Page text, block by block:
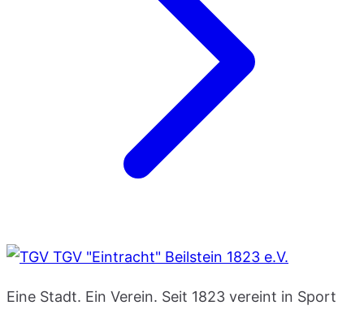
TGV "Eintracht" Beilstein 1823 e.V.
Eine Stadt. Ein Verein. Seit 1823 vereint in Sport